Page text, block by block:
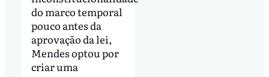
do marco temporal
pouco antes da
aprovação da lei,
Mendes optou por
criar uma